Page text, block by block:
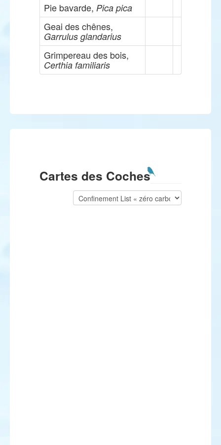
Pie bavarde, Pica pica
Geai des chênes,
Garrulus glandarius
Grimpereau des bois,
Certhia familiaris
Cartes des Coches